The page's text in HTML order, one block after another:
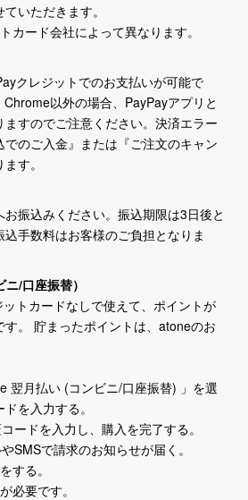
いただきます。
カード会社によって異なります。
クレジットでのお支払いが可能で
以外の場合、PayPayアプリと
すのでご注意ください。決済エラー
のご入金』または『ご注文のキャン
す。
振込みください。振込期限は3日後と
手数料はお客様のご負担となりま
/口座振替）
トカードなしで使えて、ポイントが
。 貯まったポイントは、atoneのお
翌月払い (コンビニ/口座振替) 」を選
を入力する。
ードを入力し、購入を完了する。
SMSで請求のお知らせが届く。
する。
必要です。